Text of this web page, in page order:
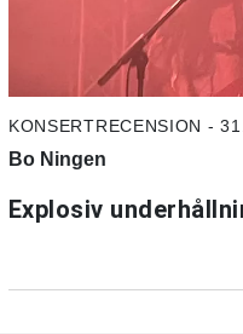
KONSERTRECENSION -
Bo Ningen
Explosiv